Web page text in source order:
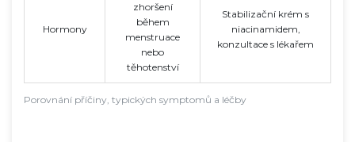
Porovnání příčiny, typických symptomů a léčby
Hormony
zhoršení
během
menstruace
nebo
těhotenství
Stabilizační krém s
niacinamidem,
konzultace s lékařem